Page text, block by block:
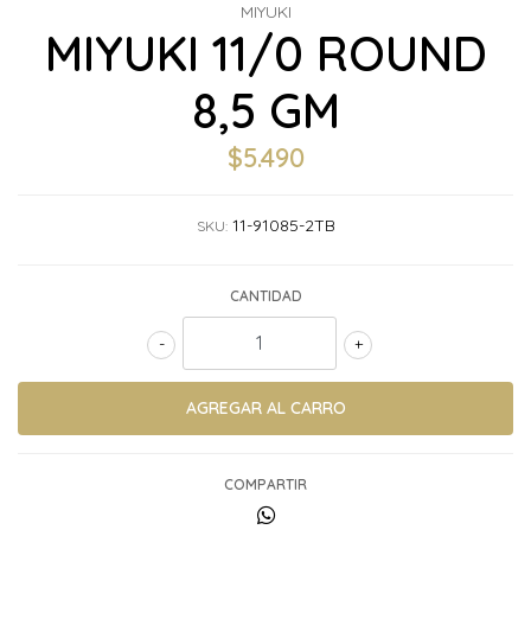
MIYUKI
MIYUKI 11/0 ROUND
8,5 GM
$5.490
SKU: 11-91085-2TB
CANTIDAD
+
-
COMPARTIR